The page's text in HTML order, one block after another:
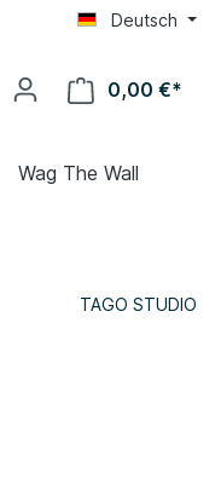
Deutsch
0,00 €*
Wag The Wall
TAGO STUDIO